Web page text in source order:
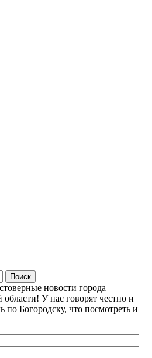
новости города
У нас говорят честно и
по Богородску, что посмотреть и